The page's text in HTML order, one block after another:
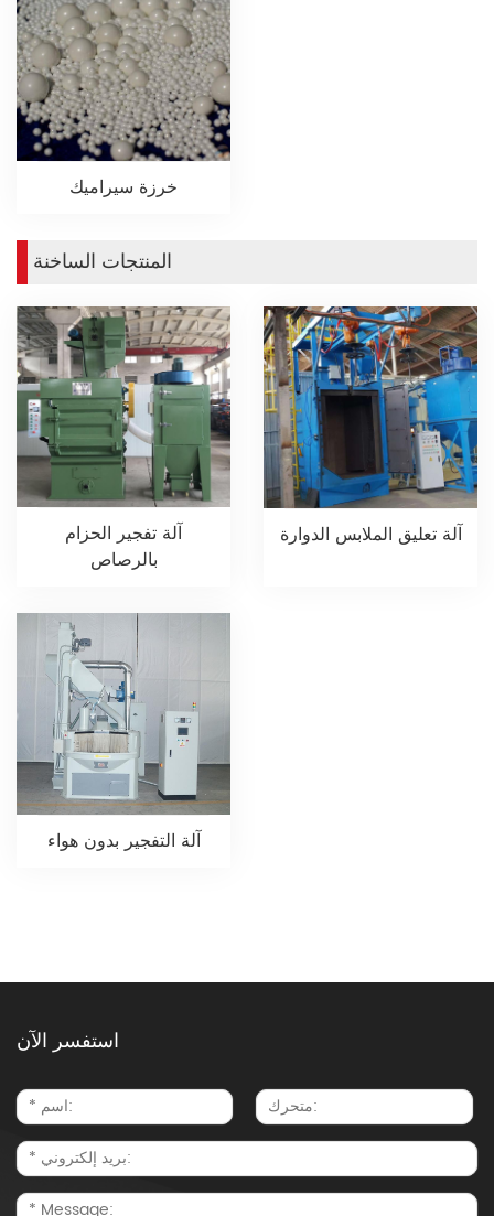
خرزة سيراميك
المنتجات الساخنة
آلة تفجير الحزام
بالرصاص
آلة تعليق الملابس الدوارة
آلة التفجير بدون هواء
استفسر الآن